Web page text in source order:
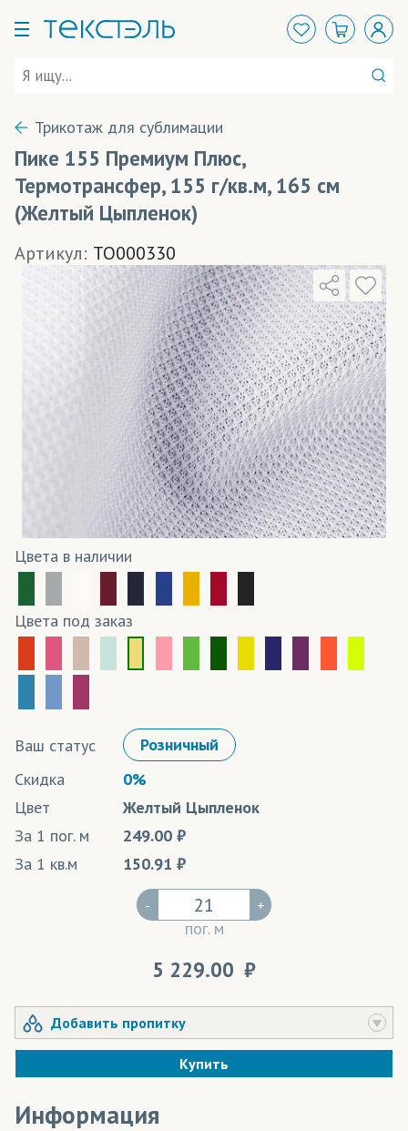
Трикотаж для сублимации
Пике 155 Премиум Плюс,
Термотрансфер, 155 г/кв.м, 165 см
(Желтый Цыпленок)
Артикул: TO000330
Цвета в наличии
Цвета под заказ
Ваш статус
Розничный
Скидка
0%
Цвет
Желтый Цыпленок
За 1 пог. м
249.00
За 1 кв.м
150.91
-
пог. м
+
5 229.00
Добавить пропитку
Купить
Информация